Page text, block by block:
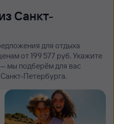
Санкт-
для отдыха
от 199 ⁠577 руб. Укажите
мы подберём для вас
Петербурга.